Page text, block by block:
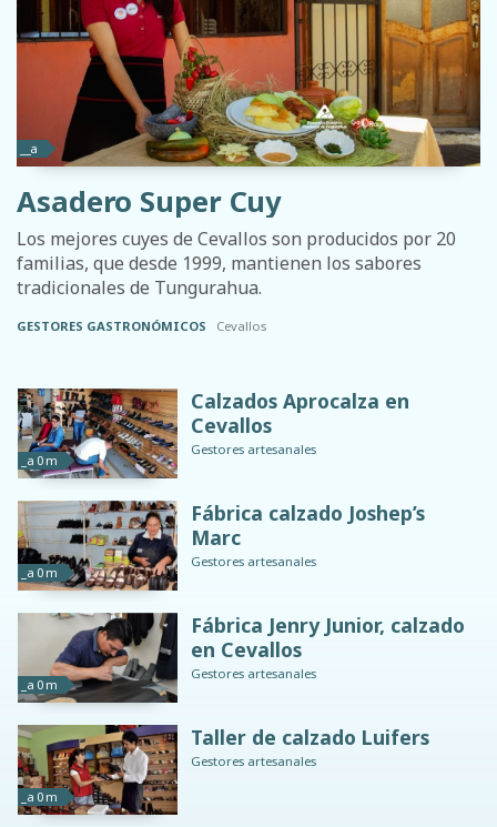
__a
Asadero Super Cuy
Los mejores cuyes de Cevallos son producidos por 20
familias, que desde 1999, mantienen los sabores
tradicionales de Tungurahua.
GESTORES GASTRONÓMICOS Cevallos
_a 0 m
Calzados Aprocalza en
Cevallos
Gestores artesanales
_a 0 m
Fábrica calzado Joshep’s
Marc
Gestores artesanales
_a 0 m
Fábrica Jenry Junior, calzado
en Cevallos
Gestores artesanales
_a 0 m
Taller de calzado Luifers
Gestores artesanales